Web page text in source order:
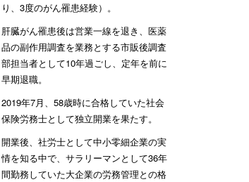
り、3度のがん罹患経験）。
肝臓がん罹患後は営業一線を退き、医薬
品の副作用調査を業務とする市販後調査
部担当者として10年過ごし、定年を前に
早期退職。
2019年7月、58歳時に合格していた社会
保険労務士として独立開業を果たす。
開業後、社労士として中小零細企業の実
情を知る中で、サラリーマンとして36年
間勤務していた大企業の労務管理との格